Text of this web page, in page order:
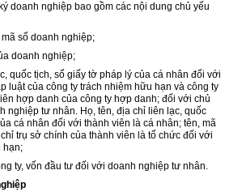
doanh nghiệp bao gồm các nội dung chủ yếu
số doanh nghiệp;
doanh nghiệp;
quốc tịch, số giấy tờ pháp lý của cá nhân đối với
luật của công ty trách nhiệm hữu hạn và công ty
hợp danh của công ty hợp danh; đối với chủ
nghiệp tư nhân. Họ, tên, địa chỉ liên lạc, quốc
cá nhân đối với thành viên là cá nhân; tên, mã
trụ sở chính của thành viên là tổ chức đối với
hạn;
ty, vốn đầu tư đối với doanh nghiệp tư nhân.